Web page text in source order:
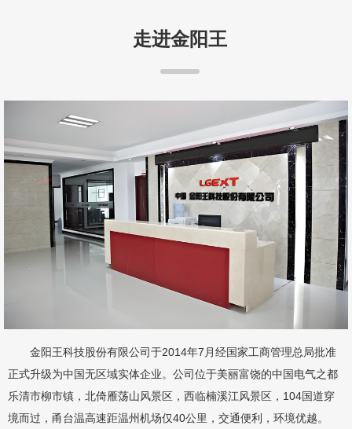
走进金阳王
金阳王科技股份有限公司于2014年7月经国家工商管理总局批准
正式升级为中国无区域实体企业。公司位于美丽富饶的中国电气之都
乐清市柳市镇，北倚雁荡山风景区，西临楠溪江风景区，104国道穿
境而过，甬台温高速距温州机场仅40公里，交通便利，环境优越。